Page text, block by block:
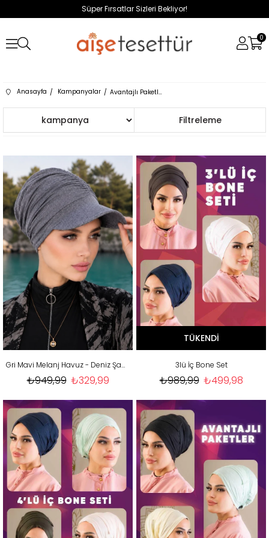
Süper Fırsatlar Sizleri Bekliyor!
0
Anasayfa Kampanyalar Avantajlı Paketler
Filtreleme
Sıralama
Gri Mavi Melanj Havuz - Deniz Şapkası / Mayo Üstüne Kullanılabilir
₺329,99
₺949,99
TÜKENDI
3lü İç Bone Set
₺499,98
₺989,99